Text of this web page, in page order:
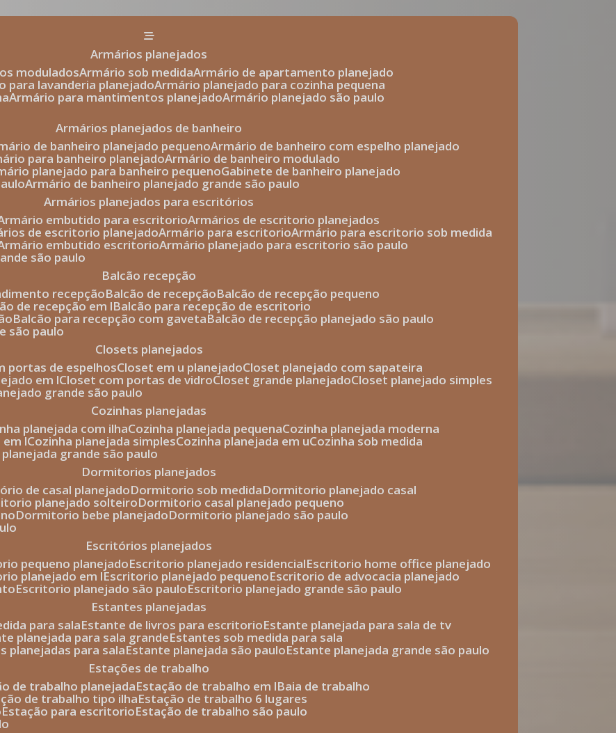
armários planejados
modulados armário sob medida armário de apartamento planejado
para lavanderia planejado armário planejado para cozinha pequena
armário para mantimentos planejado armário planejado são paulo
armários planejados de banheiro
de banheiro planejado pequeno armário de banheiro com espelho planejado
para banheiro planejado armário de banheiro modulado
planejado para banheiro pequeno gabinete de banheiro planejado
armário de banheiro planejado grande são paulo
armários planejados para escritórios
armário embutido para escritorio armários de escritorio planejados
de escritorio planejado armário para escritorio armário para escritorio sob medida
armário embutido escritorio armário planejado para escritorio são paulo
são paulo
balcão recepção
recepção balcão de recepção balcão de recepção pequeno
de recepção em l balcão para recepção de escritorio
balcão para recepção com gaveta balcão de recepção planejado são paulo
são paulo
closets planejados
portas de espelhos closet em u planejado closet planejado com sapateira
em l closet com portas de vidro closet grande planejado closet planejado simples
grande são paulo
cozinhas planejadas
planejada com ilha cozinha planejada pequena cozinha planejada moderna
em l cozinha planejada simples cozinha planejada em u cozinha sob medida
planejada grande são paulo
dormitorios planejados
de casal planejado dormitorio sob medida dormitorio planejado casal
planejado solteiro dormitorio casal planejado pequeno
dormitorio bebe planejado dormitorio planejado são paulo
escritórios planejados
pequeno planejado escritorio planejado residencial escritorio home office planejado
planejado em l escritorio planejado pequeno escritorio de advocacia planejado
escritorio planejado são paulo escritorio planejado grande são paulo
estantes planejadas
para sala estante de livros para escritorio estante planejada para sala de tv
planejada para sala grande estantes sob medida para sala
planejadas para sala estante planejada são paulo estante planejada grande são paulo
estações de trabalho
de trabalho planejada estação de trabalho em l baia de trabalho
de trabalho tipo ilha estação de trabalho 6 lugares
estação para escritorio estação de trabalho são paulo